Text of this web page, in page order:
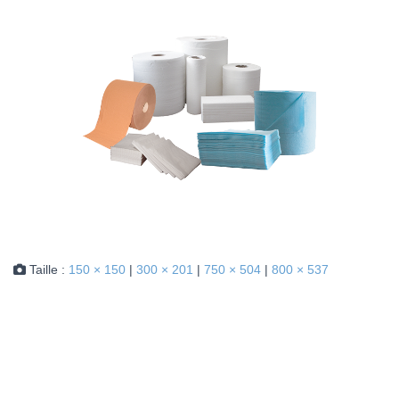
Taille : 150 × 150 | 300 × 201 | 750 × 504 | 800 × 537